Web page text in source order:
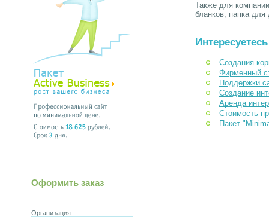
Оформить заказ
Организация
Также для
бланков, папка для
Создания
Фирменный
Поддержки
Создание
Аренда
Стоимость
Пакет